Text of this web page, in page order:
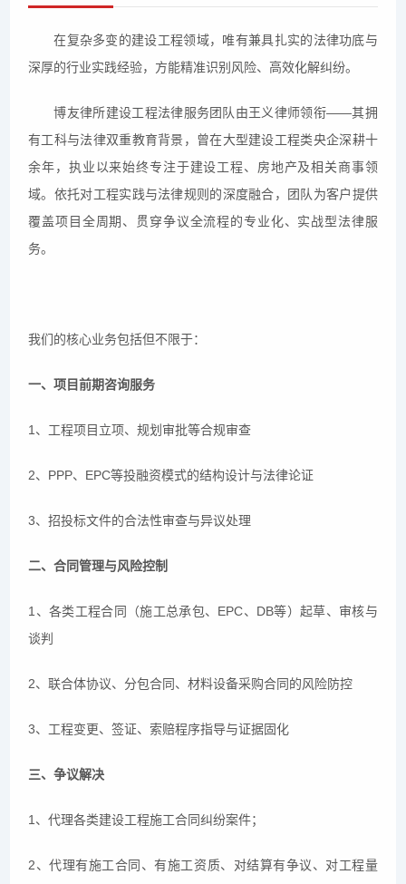
在复杂多变的建设工程领域，唯有兼具扎实的法律功底与
深厚的行业实践经验，方能精准识别风险、高效化解纠纷。
博友律所建设工程法律服务团队由王义律师领衔——其拥
有工科与法律双重教育背景，曾在大型建设工程类央企深耕十
余年，执业以来始终专注于建设工程、房地产及相关商事领
域。依托对工程实践与法律规则的深度融合，团队为客户提供
覆盖项目全周期、贯穿争议全流程的专业化、实战型法律服
务。
我们的核心业务包括但不限于：
一、项目前期咨询服务
1、工程项目立项、规划审批等合规审查
2、PPP、EPC等投融资模式的结构设计与法律论证
3、招投标文件的合法性审查与异议处理
二、合同管理与风险控制
1、各类工程合同（施工总承包、EPC、DB等）起草、审核与
谈判
2、联合体协议、分包合同、材料设备采购合同的风险防控
3、工程变更、签证、索赔程序指导与证据固化
三、争议解决
1、代理各类建设工程施工合同纠纷案件；
2、代理有施工合同、有施工资质、对结算有争议、对工程量